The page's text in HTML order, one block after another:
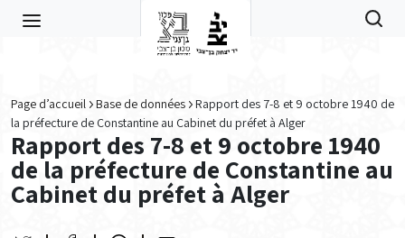
Page d’accueil Base de données
Rapport des 7-8 et 9 octobre 1940 de
la préfecture de Constantine au Cabinet du préfet à Alger
Rapport des 7-8 et 9 octobre 1940
de la préfecture de Constantine au
Cabinet du préfet à Alger